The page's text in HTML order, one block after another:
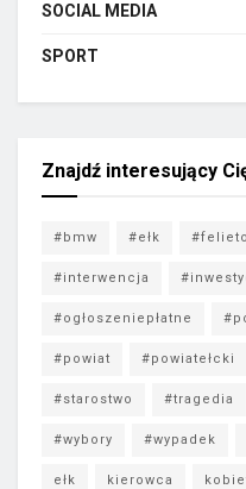
SOCIAL MEDIA
SPORT
Znajdź interesujący
#bmw #ełk
#interwencja
#ogłoszeniepłatne
#powiat #powiatełcki
#starostwo #tragedia
#wybory #wypadek
ełk kierowca